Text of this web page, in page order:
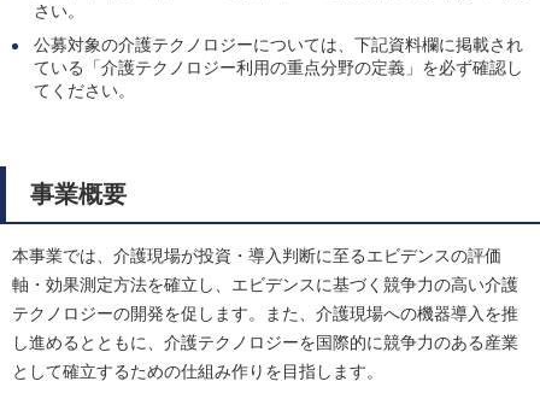
さい。
公募対象の介護テクノロジーについては、下記資料欄に掲載され
ている「介護テクノロジー利用の重点分野の定義」を必ず確認し
てください。
事業概要
本事業では、介護現場が投資・導入判断に至るエビデンスの評価
軸・効果測定方法を確立し、エビデンスに基づく競争力の高い介護
テクノロジーの開発を促します。また、介護現場への機器導入を推
し進めるとともに、介護テクノロジーを国際的に競争力のある産業
として確立するための仕組み作りを目指します。